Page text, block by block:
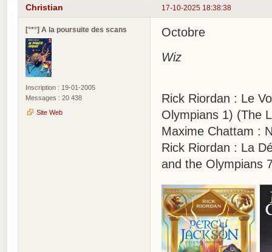
17-10-2025 18:38:38
Christian
[°*°] A la poursuite des scans
Inscription : 19-01-2005
Messages : 20 438
Site Web
Octobre
Wiz
Rick Riordan : Le
Olympians 1) (The
Maxime Chattam :
Rick Riordan : La
and the Olympians